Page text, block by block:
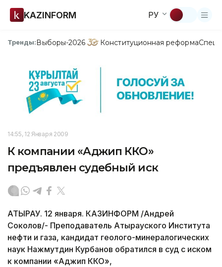
KAZINFORM РУ
Тренды:Выборы-2026 Конституционная реформа
14:55, 12 Января 2009
К компании «Аджип ККО»
предъявлен судебный иск
АТЫРАУ. 12 января. КАЗИНФОРМ /Андрей
Соколов/- Преподаватель Атырауского Института
нефти и газа, кандидат геолого-минералогических
наук Нажмутдин Курбанов обратился в суд с иском
к компании «Аджип ККО»,